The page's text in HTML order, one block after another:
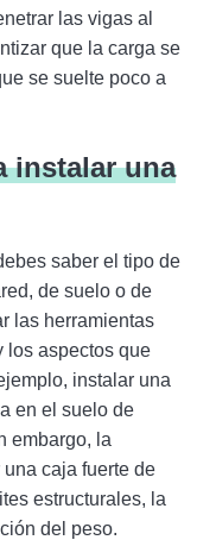
las vigas al
que la carga se
se suelte poco a
instalar una
saber el tipo de
de suelo o de
las herramientas
los aspectos que
instalar una
en el suelo de
embargo, la
caja fuerte de
estructurales, la
del peso.